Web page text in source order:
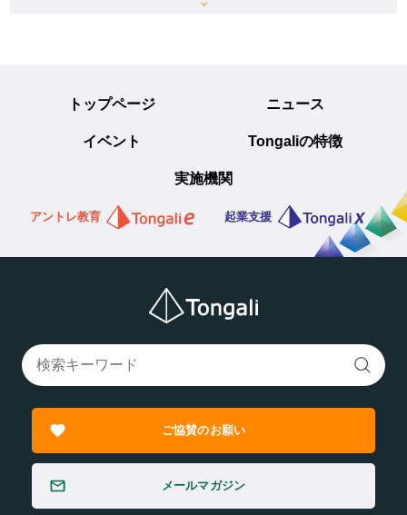
トップページ ニュース
イベント Tongaliの特徴
実施機関
アントレ教育 起業支援
ご協賛のお願い
メールマガジン